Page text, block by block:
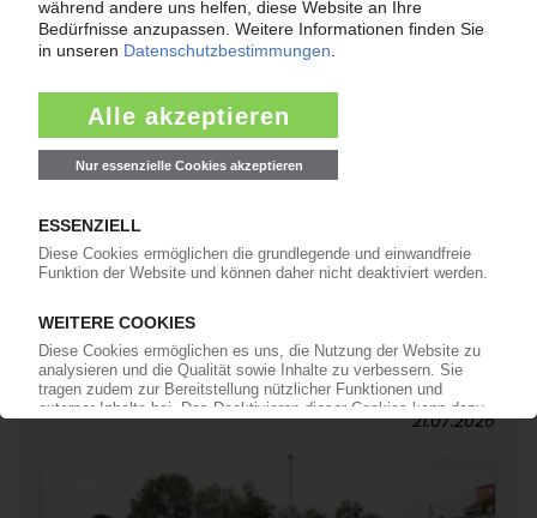
INSOLVENZEN
Antrag: KDM Automotive GmbH
21.07.2026